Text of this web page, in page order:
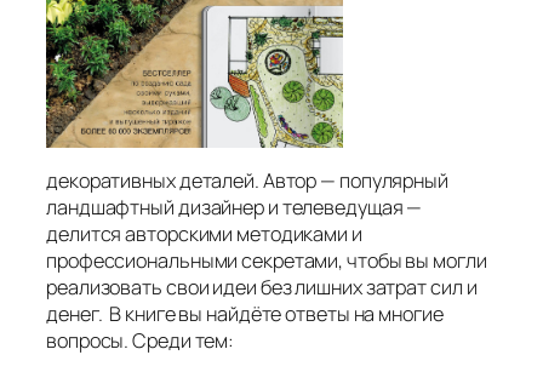
декоративных деталей. Автор — популярный
ландшафтный дизайнер и телеведущая —
делится авторскими методиками и
профессиональными секретами, чтобы вы могли
реализовать свои идеи без лишних затрат сил и
денег. В книге вы найдёте ответы на многие
вопросы. Среди тем: